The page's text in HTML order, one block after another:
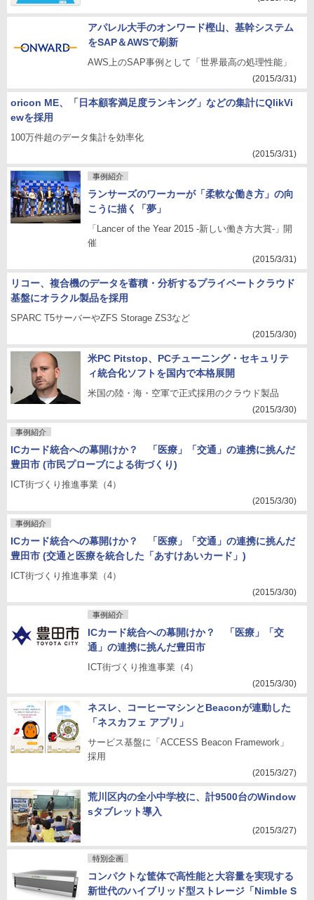
アパレル大手のオンワード樫山、基幹システム
をSAP＆AWSで刷新
AWS上のSAP事例として「世界最高の処理性能」
(2015/3/31)
oricon ME、「日本顧客満足度ランキング」などの集計にQlikVi
ewを採用
100万件超のデータ集計を効率化
(2015/3/31)
事例紹介
ランサーズのワーカーが「柔軟な働き方」の向
こうに描く「夢」
「Lancer of the Year 2015 -新しい働き方大賞-」開
催
(2015/3/31)
リコー、複合機のデータを蓄積・分析するプライベートクラウド
基盤にオラクル製品を採用
SPARC T5サーバーやZFS Storage ZS3など
(2015/3/30)
米PC Pitstop、PCチューニング・セキュリテ
ィ統合化ソフトを国内で本格展開
米国の陸・海・空軍で正式採用のクラウド製品
(2015/3/30)
事例紹介
ICカード統合への幕開けか？ 「医療」「交通」の連携に挑んだ
豊田市 (市民プローブによる街づくり)
ICT街づくり推進事業（4）
(2015/3/30)
事例紹介
ICカード統合への幕開けか？ 「医療」「交通」の連携に挑んだ
豊田市 (交通と医療を統合した「あすけあいカード」)
ICT街づくり推進事業（4）
(2015/3/30)
事例紹介
ICカード統合への幕開けか？ 「医療」「交
通」の連携に挑んだ豊田市
ICT街づくり推進事業（4）
(2015/3/30)
ネスレ、コーヒーマシンとBeaconが連動した
「ネスカフェ アプリ」
サービス基盤に「ACCESS Beacon Framework」
採用
(2015/3/27)
荒川区内の全小中学校に、計9500台のWindow
sタブレット導入
(2015/3/27)
特別企画
コンパクトな筐体で高性能と大容量を実現する
新世代のハイブリッド型ストレージ「Nimble S